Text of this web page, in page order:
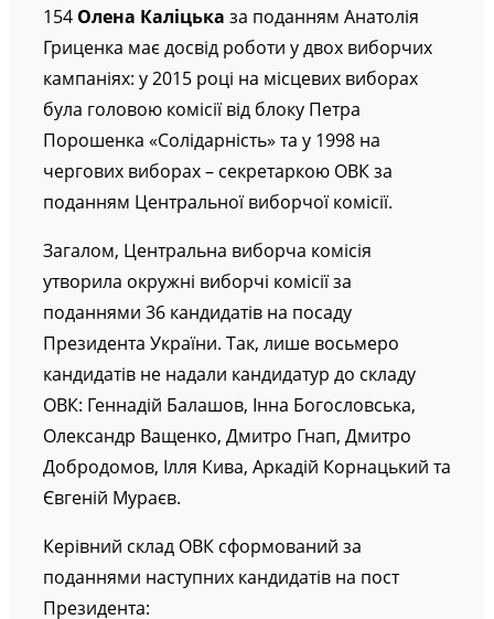
154 Олена Каліцька за поданням Анатолія
Гриценка має досвід роботи у двох виборчих
кампаніях: у 2015 році на місцевих виборах
була головою комісії від блоку Петра
Порошенка «Солідарність» та у 1998 на
чергових виборах – секретаркою ОВК за
поданням Центральної виборчої комісії.
Загалом, Центральна виборча комісія
утворила окружні виборчі комісії за
поданнями 36 кандидатів на посаду
Президента України. Так, лише восьмеро
кандидатів не надали кандидатур до складу
ОВК: Геннадій Балашов, Інна Богословська,
Олександр Ващенко, Дмитро Гнап, Дмитро
Добродомов, Ілля Кива, Аркадій Корнацький та
Євгеній Мураєв.
Керівний склад ОВК сформований за
поданнями наступних кандидатів на пост
Президента: